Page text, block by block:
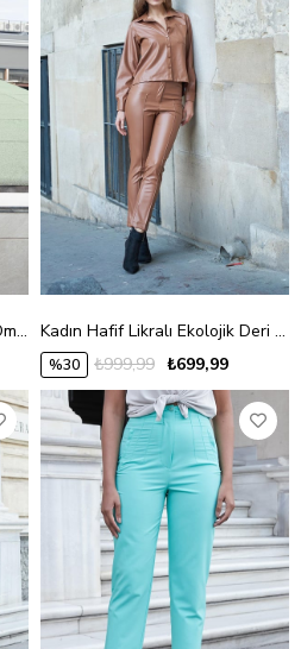
Kadın Desenli Yakalı Düşük Omuzlu Uzun Kol Şık Ofis Gömlek-Siyah Beyaz Çizgi Kadın Hafif Likralı Ekolojik Deri Yakalı Cepli Uzun Kol Ceket Gömlek(Pantolon için Jument 40086)-Camel
%30 ₺699,99
₺999,99